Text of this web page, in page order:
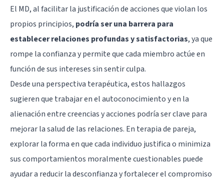
El MD, al facilitar la justificación de acciones que violan los
propios principios, podría ser una barrera para
establecer relaciones profundas y satisfactorias, ya que
rompe la confianza y permite que cada miembro actúe en
función de sus intereses sin sentir culpa.
Desde una perspectiva terapéutica, estos hallazgos
sugieren que trabajar en el autoconocimiento y en la
alienación entre creencias y acciones podría ser clave para
mejorar la salud de las relaciones. En terapia de pareja,
explorar la forma en que cada individuo justifica o minimiza
sus comportamientos moralmente cuestionables puede
ayudar a reducir la desconfianza y fortalecer el compromiso